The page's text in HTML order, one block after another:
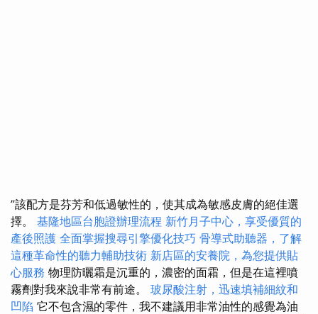
”該配方是芬芳和低過敏性的，使其成為敏感皮膚的絕佳選
擇。 基隆地區台胞證辦理流程 新竹月子中心，享受優質的
產後照護 全面掌握搜尋引擎優化技巧 骨導式助聽器，了解
這種革命性的聽力輔助技術 新店區的安養院，為您提供貼
心服務 物理防曬霜是沉重的，濃密的面霜，但是在這裡噴
霧劑對我來說非常有前途。 玻尿酸注射，迅速填補細紋和
凹陷 它不包含濕的零件，我不建議用非常油性的感覺為油